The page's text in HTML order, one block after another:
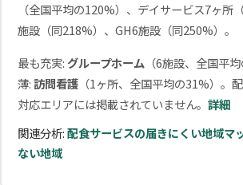
（全国平均の120%）、デイサービス7ヶ所
施設（同218%）、GH6施設（同250%）。
最も充実:グループホーム （6施設、全国平
薄:訪問看護（1ヶ所、全国平均の31%）。
対応エリアには掲載されていません。 詳細
関連分析:配食サービスの届きにくい地域マ
ない地域